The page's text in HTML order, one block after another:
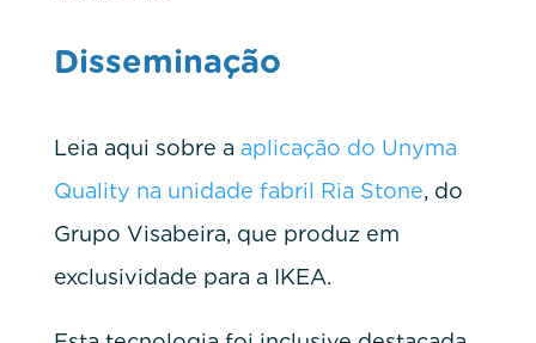
Disseminação
Leia aqui sobre a aplicação do Unyma
Quality na unidade fabril Ria Stone, do
Grupo Visabeira, que produz em
exclusividade para a IKEA.